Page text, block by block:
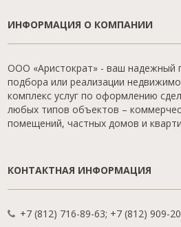
ИНФОРМАЦИЯ О КОМПАНИИ
ООО «Аристократ» - ваш надежный
подбора или реализации
комплекс услуг по оформлению
любых типов объектов –
помещений, частных домов и
КОНТАКТНАЯ ИНФОРМАЦИЯ
+7 (812) 716-89-63; +7 (812) 909-